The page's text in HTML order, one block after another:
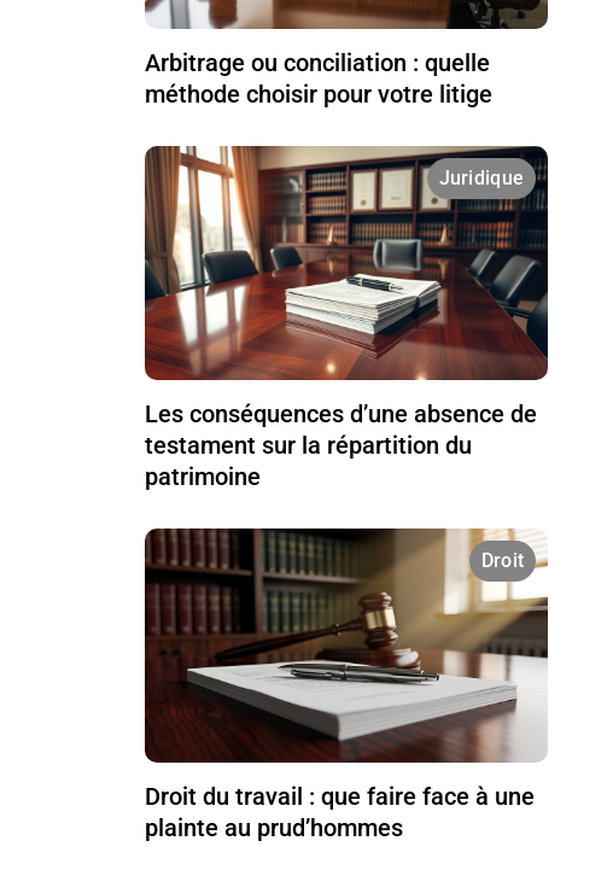
Arbitrage ou conciliation : quelle
méthode choisir pour votre litige
Juridique
Les conséquences d’une absence de
testament sur la répartition du
patrimoine
Droit
Droit du travail : que faire face à une
plainte au prud’hommes